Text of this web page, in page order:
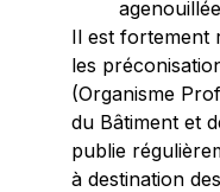
agenouillée
Il est fortement
les
(Organisme
du Bâtiment et
publie
à destination